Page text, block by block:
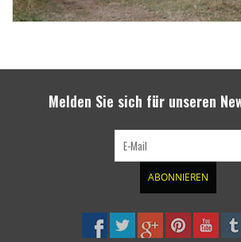
Melden Sie sich für unseren
ABONNIEREN